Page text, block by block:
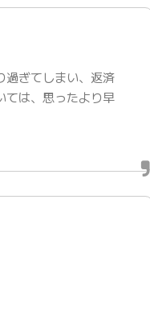
過ぎてしまい、返済
ては、思ったより早